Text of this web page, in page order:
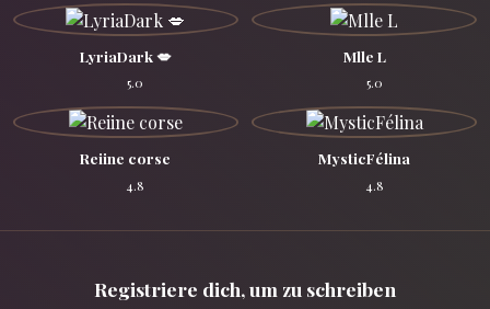
LyriaDark 💋
5.0
Mlle L
5.0
Reiine corse
4.8
MysticFélina
4.8
Registriere dich, um zu schreiben